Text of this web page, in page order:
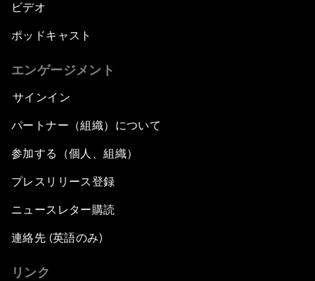
ビデオ
ポッドキャスト
エンゲージメント
サインイン
パートナー（組織）について
参加する（個人、組織）
プレスリリース登録
ニュースレター購読
連絡先 (英語のみ)
リンク